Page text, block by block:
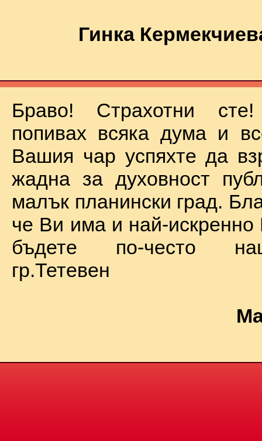
Гинка
Браво! Страхотни
попивах всяка дума и
Вашия чар успяхте да
жадна за духовност
малък планински град.
че Ви има и най-
бъдете по-често
гр.Тетевен